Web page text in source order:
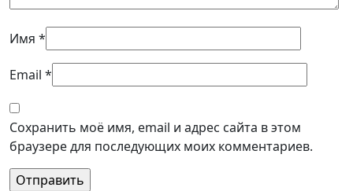
Имя *
Email *
Сохранить моё имя, email и адрес сайта в этом
браузере для последующих моих комментариев.